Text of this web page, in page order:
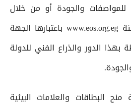
للمواصفات والجودة أو من خلال
الموقع الإلكتروني للهيئة www.eos.org.eg باعتبارها الجهة
بهذا الدور والذراع الفني للدولة
البطاقات والعلامات البيئية